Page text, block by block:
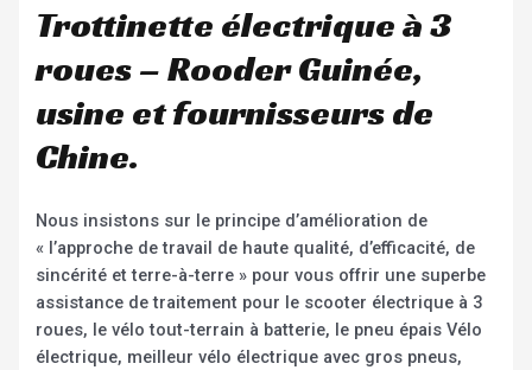
Trottinette électrique à 3
roues – Rooder Guinée,
usine et fournisseurs de
Chine.
Nous insistons sur le principe d’amélioration de
« l’approche de travail de haute qualité, d’efficacité, de
sincérité et terre-à-terre » pour vous offrir une superbe
assistance de traitement pour le scooter électrique à 3
roues, le vélo tout-terrain à batterie, le pneu épais Vélo
électrique, meilleur vélo électrique avec gros pneus,